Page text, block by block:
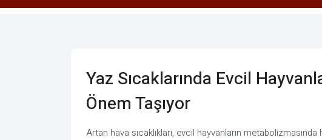
Yaz Sıcaklarında Evcil
Önem Taşıyor
Artan hava sıcaklıkları, evcil hayvanların